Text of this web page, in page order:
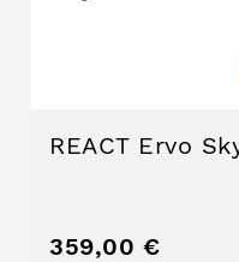
REACT Ervo
359,00 €